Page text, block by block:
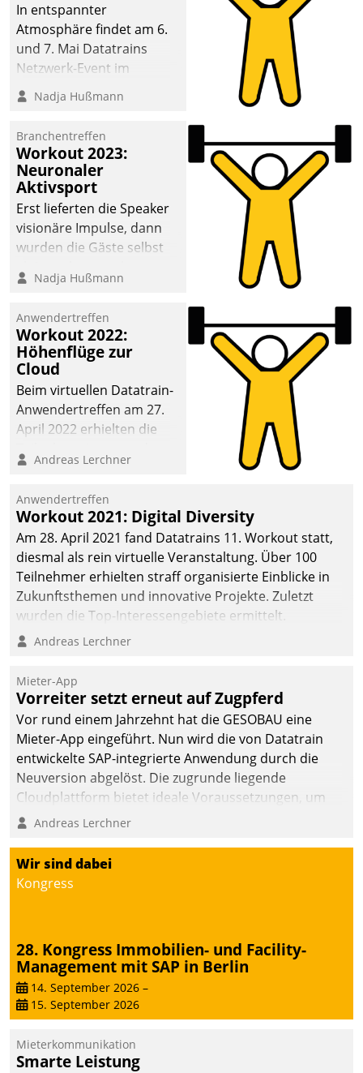
In entspannter
Atmosphäre findet am 6.
und 7. Mai Datatrains
Netzwerk-Event im
Kunden- und Partnerkreis
statt. Zentrale Frage: Wie
Mammutprojekte
meistern und Workloads
wuppen – bei zunehmend
anspruchsvollen
Aufgaben und
abnehmendem
Nadja Hußmann
Branchentreffen
Workout 2023:
Neuronaler
Aktivsport
Erst lieferten die Speaker
visionäre Impulse, dann
wurden die Gäste selbst
methodisch
Quartier. Dazwischen
zeigte Datatrain, was es
Neues zu bieten hat.
Nadja Hußmann
Anwendertreffen
Workout 2022:
Höhenflüge zur
Cloud
Beim virtuellen Datatrain-
Anwendertreffen am 27.
April 2022 erhielten die
Teilnehmer kurzweilige
Cloud-Strategien und -
Lösungen mit hohem
Zukunftspotenzial.
Andreas Lerchner
Anwendertreffen
Workout 2021: Digital Diversity
Am 28. April 2021 fand Datatrains 11. Workout statt,
diesmal als rein virtuelle Veranstaltung. Über 100
Teilnehmer erhielten straff organisierte Einblicke in
Zukunftsthemen und innovative Projekte. Zuletzt
wurden die Top-Interessengebiete ermittelt.
Andreas Lerchner
Mieter-App
Vorreiter setzt erneut auf Zugpferd
Vor rund einem Jahrzehnt hat die GESOBAU eine
Mieter-App eingeführt. Nun wird die von Datatrain
entwickelte SAP-integrierte Anwendung durch die
Neuversion abgelöst. Die zugrunde liegende
Cloudplattform bietet ideale Voraussetzungen, um
die Funktionalität der App zu erweitern und weitere
integrieren.
Andreas Lerchner
Wir sind dabei
Kongress
28. Kongress Immobilien- und Facility-
Management mit SAP in Berlin
14. September 2026 –
15. September 2026
Mieterkommunikation
Smarte Leistung